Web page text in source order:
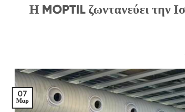
Η MOPTIL ζωντανεύει την
07
Μαρ